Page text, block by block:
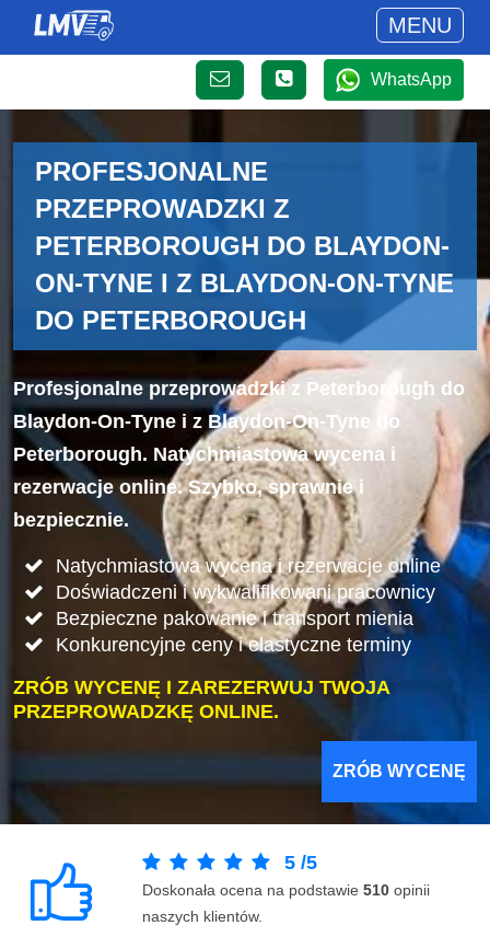
MENU
WhatsApp
PROFESJONALNE
PRZEPROWADZKI Z
PETERBOROUGH DO BLAYDON-
ON-TYNE I Z BLAYDON-ON-TYNE
DO PETERBOROUGH
Profesjonalne przeprowadzki z Peterborough do
Blaydon-On-Tyne i z Blaydon-On-Tyne do
Peterborough. Natychmiastowa wycena i
rezerwacje online. Szybko, sprawnie i
bezpiecznie.
Natychmiastowa wycena i rezerwacje online
Doświadczeni i wykwalifikowani pracownicy
Bezpieczne pakowanie i transport mienia
Konkurencyjne ceny i elastyczne terminy
ZRÓB WYCENĘ I ZAREZERWUJ TWOJA
PRZEPROWADZKĘ ONLINE.
ZRÓB WYCENĘ
5 /5
Doskonała ocena na podstawie 510 opinii
naszych klientów.